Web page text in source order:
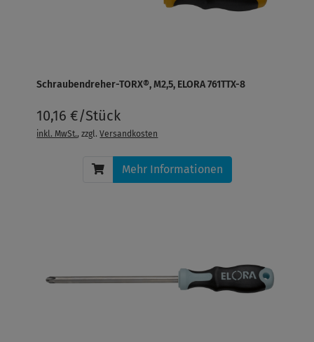
Schraubendreher-TORX®, M2,5, ELORA 761TTX-8
10,16 €/Stück
inkl. MwSt., zzgl.Versandkosten
Mehr Informationen